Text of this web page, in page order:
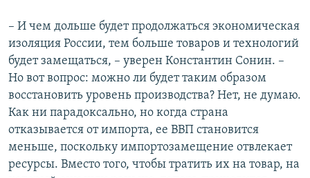
– И чем дольше будет продолжаться экономическая
изоляция России, тем больше товаров и технологий
будет замещаться, – уверен Константин Сонин. –
Но вот вопрос: можно ли будет таким образом
восстановить уровень производства? Нет, не думаю.
Как ни парадоксально, но когда страна
отказывается от импорта, ее ВВП становится
меньше, поскольку импортозамещение отвлекает
ресурсы. Вместо того, чтобы тратить их на товар, на